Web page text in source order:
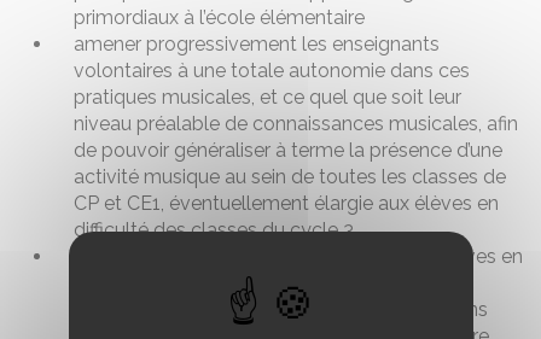
primordiaux à l’école élémentaire
amener progressivement les enseignants
volontaires à une totale autonomie dans ces
pratiques musicales, et ce quel que soit leur
niveau préalable de connaissances musicales, afin
de pouvoir généraliser à terme la présence d’une
activité musique au sein de toutes les classes de
CP et CE1, éventuellement élargie aux élèves en
difficulté des classes du cycle 3.
évaluer le bénéfice qu’en auront retiré les élèves en
termes de progression dans les acquisitions
scolaires, de comportement, notamment dans